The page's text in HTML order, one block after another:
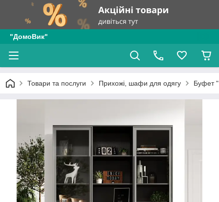
"ДомоВик"
Товари та послуги Прихожі, шафи для одягу Буфет